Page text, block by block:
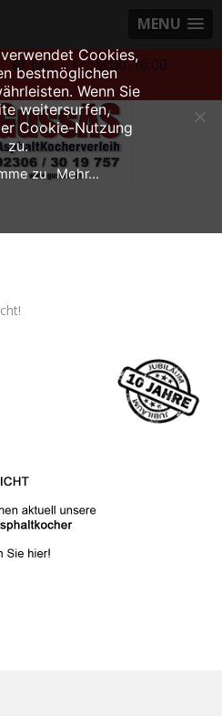
MENU
Mo. – Fr.:08:00-16:00
Cookies,
bestmöglichen
Wenn Sie
weitersurfen,
Cookie-Nutzung
zu.
zu Mehr...